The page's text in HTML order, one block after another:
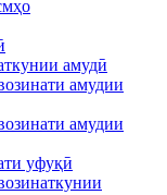
амудӣ
амудии
амудии
уфуқӣ